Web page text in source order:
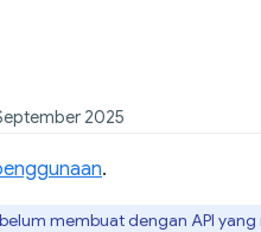
2025
.
membuat dengan API